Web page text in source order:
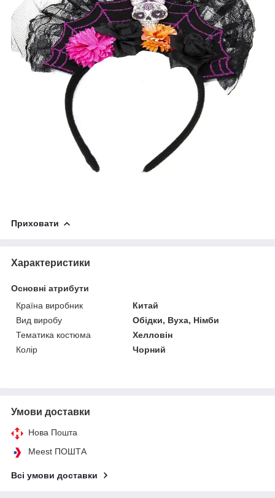
Приховати
Характеристики
Основні атрибути
Країна виробник
Китай
Вид виробу
Обідки, Вуха, Німби
Тематика костюма
Хелловін
Колір
Чорний
Умови доставки
Нова Пошта
Meest ПОШТА
Всі умови доставки